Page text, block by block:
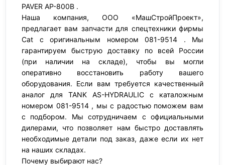
PAVER AP-800B .
Наша компания, ООО «МашСтройПроект»,
предлагает вам запчасти для спецтехники фирмы
Cat с оригинальным номером 081-9514 . Мы
гарантируем быструю доставку по всей России
(при наличии на складе), чтобы вы могли
оперативно восстановить работу вашего
оборудования. Если вам требуется качественный
аналог для TANK AS-HYDRAULIC с каталожным
номером 081-9514 , мы с радостью поможем вам
с подбором. Мы сотрудничаем с официальными
дилерами, что позволяет нам быстро доставлять
необходимые детали под заказ, даже если их нет
на наших складах.
Почему выбирают нас?